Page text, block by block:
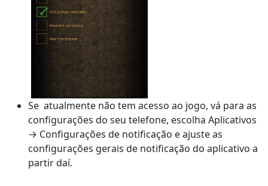
Se atualmente não tem acesso ao jogo, vá para as
configurações do seu telefone, escolha Aplicativos
→ Configurações de notificação e ajuste as
configurações gerais de notificação do aplicativo a
partir daí.